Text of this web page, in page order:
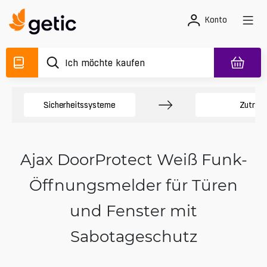
Konto
Sicherheitssysteme
Ajax DoorProtect Weiß Funk-
Öffnungsmelder für Türen
und Fenster mit
Sabotageschutz